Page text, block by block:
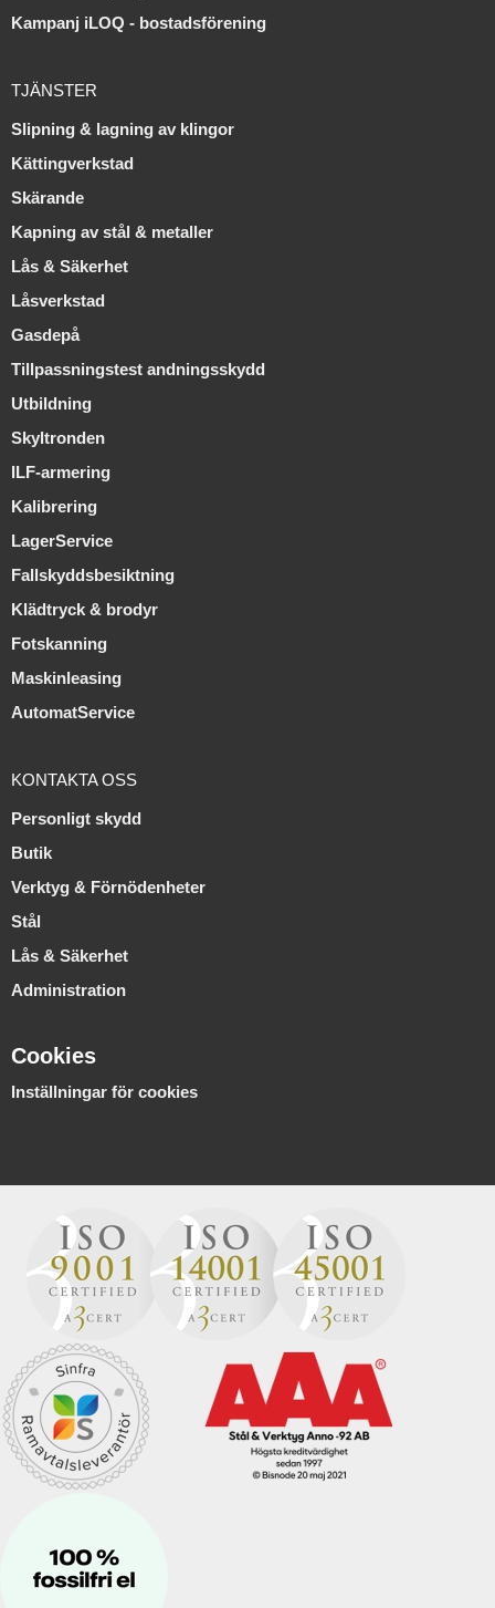
Kampanj iLOQ - bostadsförening
TJÄNSTER
Slipning & lagning av klingor
Kättingverkstad
Skärande
Kapning av stål & metaller
Lås & Säkerhet
Låsverkstad
Gasdepå
Tillpassningstest andningsskydd
Utbildning
Skyltronden
ILF-armering
Kalibrering
LagerService
Fallskyddsbesiktning
Klädtryck & brodyr
Fotskanning
Maskinleasing
AutomatService
KONTAKTA OSS
Personligt skydd
Butik
Verktyg & Förnödenheter
Stål
Lås & Säkerhet
Administration
Cookies
Inställningar för cookies